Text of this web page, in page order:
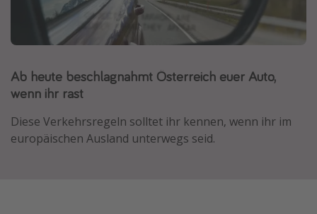
Gozo Urlaub
Normandie Urlaub
St. Lucia Urlaub
Kefalonia Urlaub
Krabi Urlaub
Tulum Urlaub
Ab heute beschlagnahmt Österreich euer Auto,
wenn ihr rast
Diese Verkehrsregeln solltet ihr kennen, wenn ihr im
europäischen Ausland unterwegs seid.